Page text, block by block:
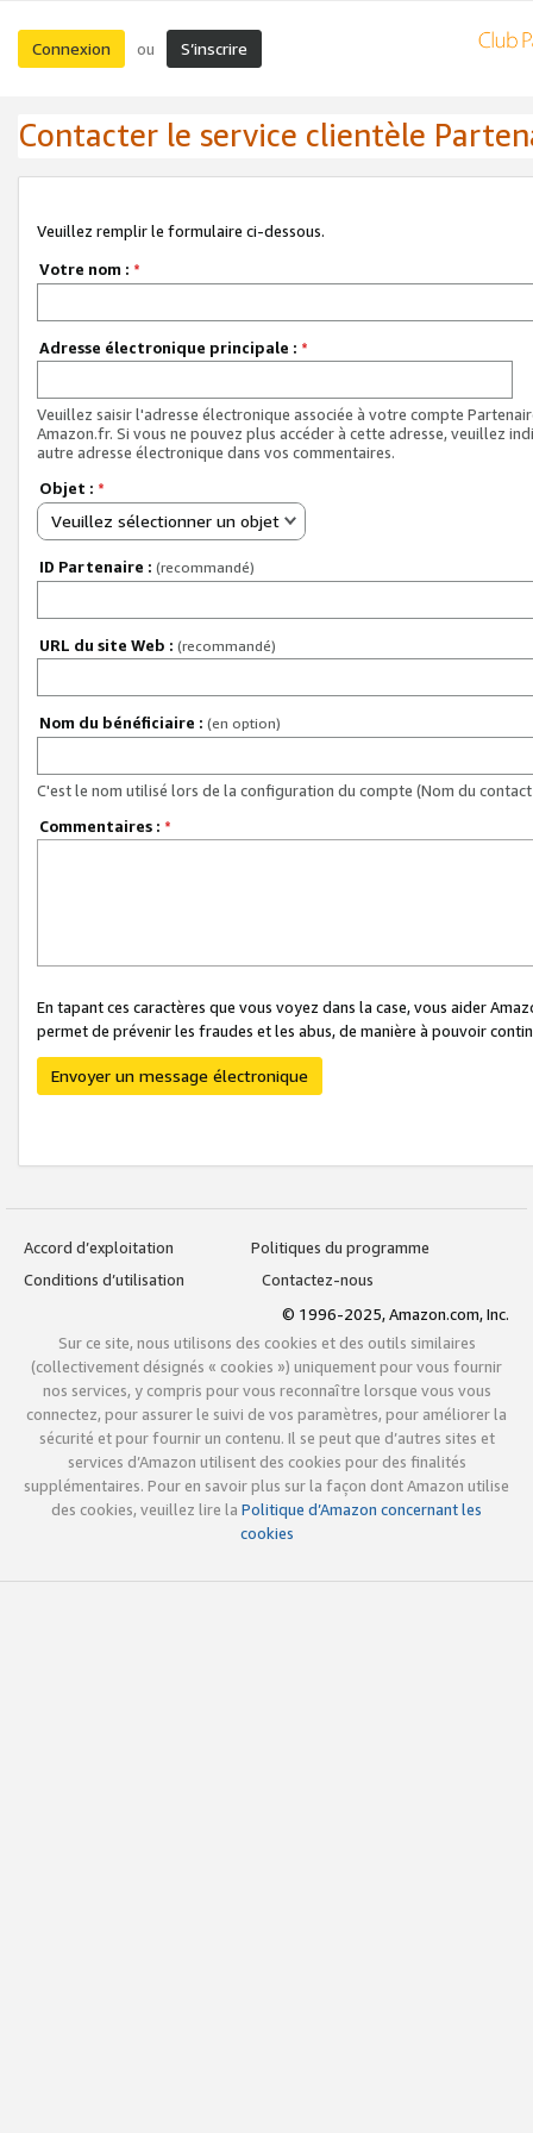
Connexion ou S’inscrire
Contacter le service clientèle
Veuillez remplir le formulaire ci-dessous.
Votre nom : *
Adresse électronique principale : *
Veuillez saisir l'adresse électronique associée à votre compte
Amazon.fr. Si vous ne pouvez plus accéder à cette adresse, veuillez
autre adresse électronique dans vos commentaires.
Objet : *
Veuillez sélectionner un objet
ID Partenaire : (recommandé)
URL du site Web : (recommandé)
Nom du bénéficiaire : (en option)
C'est le nom utilisé lors de la configuration du compte (Nom du
Commentaires : *
En tapant ces caractères que vous voyez dans la case, vous aider
permet de prévenir les fraudes et les abus, de manière à pouvoir
Envoyer un message électronique
Accord d’exploitation
Politiques du programme
Conditions d’utilisation
Contactez-nous
© 1996-2025, Amazon.com, Inc.
Sur ce site, nous utilisons des cookies et des outils similaires
(collectivement désignés « cookies ») uniquement pour vous fournir
nos services, y compris pour vous reconnaître lorsque vous vous
connectez, pour assurer le suivi de vos paramètres, pour améliorer la
sécurité et pour fournir un contenu. Il se peut que d’autres sites et
services d’Amazon utilisent des cookies pour des finalités
supplémentaires. Pour en savoir plus sur la façon dont Amazon utilise
des cookies, veuillez lire la Politique d’Amazon concernant les
cookies